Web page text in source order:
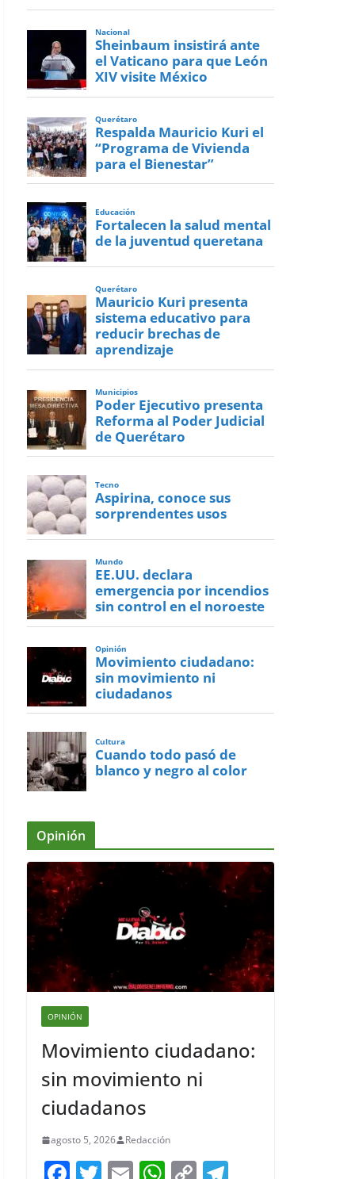
Nacional
Sheinbaum insistirá ante
el Vaticano para que León
XIV visite México
Querétaro
Respalda Mauricio Kuri el
“Programa de Vivienda
para el Bienestar”
Educación
Fortalecen la salud mental
de la juventud queretana
Querétaro
Mauricio Kuri presenta
sistema educativo para
reducir brechas de
aprendizaje
Municipios
Poder Ejecutivo presenta
Reforma al Poder Judicial
de Querétaro
Tecno
Aspirina, conoce sus
sorprendentes usos
Mundo
EE.UU. declara
emergencia por incendios
sin control en el noroeste
Opinión
Movimiento ciudadano:
sin movimiento ni
ciudadanos
Cultura
Cuando todo pasó de
blanco y negro al color
Opinión
OPINIÓN
Movimiento ciudadano:
sin movimiento ni
ciudadanos
agosto 5, 2026 Redacción